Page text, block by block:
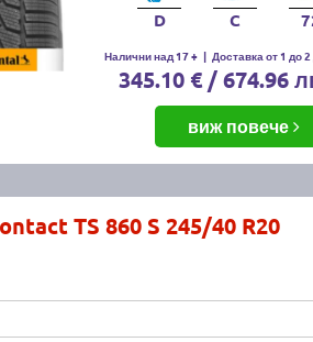
D C
Налични над 17 + | Доставка от 1 до
345.10 € / 674.96
виж повече
TS 860 S 245/40 R20